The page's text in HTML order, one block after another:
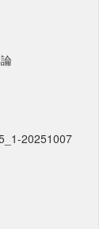
20251007